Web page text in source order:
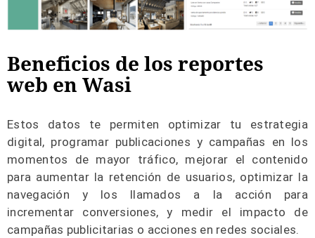
Beneficios de los reportes
web en Wasi
Estos datos te permiten optimizar tu estrategia
digital, programar publicaciones y campañas en los
momentos de mayor tráfico, mejorar el contenido
para aumentar la retención de usuarios, optimizar la
navegación y los llamados a la acción para
incrementar conversiones, y medir el impacto de
campañas publicitarias o acciones en redes sociales.